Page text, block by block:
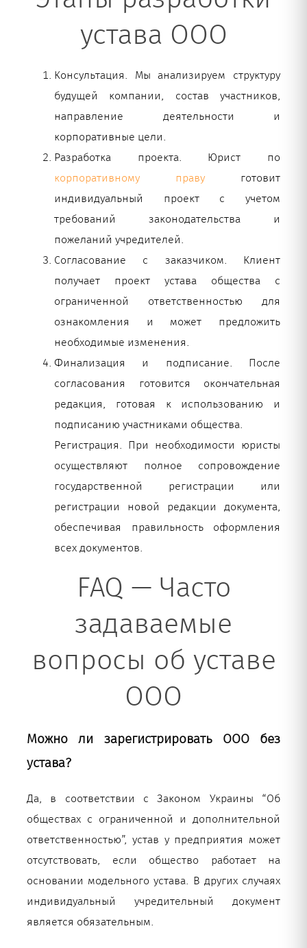
устава ООО
Консультация. Мы анализируем структуру
будущей компании, состав участников,
направление деятельности и
корпоративные цели.
Разработка проекта. Юрист по
корпоративному праву готовит
индивидуальный проект с учетом
требований законодательства и
пожеланий учредителей.
Согласование с заказчиком. Клиент
получает проект устава общества с
ограниченной ответственностью для
ознакомления и может предложить
необходимые изменения.
Финализация и подписание. После
согласования готовится окончательная
редакция, готовая к использованию и
подписанию участниками общества.
Регистрация. При необходимости юристы
осуществляют полное сопровождение
государственной регистрации или
регистрации новой редакции документа,
обеспечивая правильность оформления
всех документов.
FAQ — Часто
задаваемые
вопросы об уставе
ООО
Можно ли зарегистрировать ООО без
устава?
Да, в соответствии с Законом Украины “Об
обществах с ограниченной и дополнительной
ответственностью”, устав у предприятия может
отсутствовать, если общество работает на
основании модельного устава. В других случаях
индивидуальный учредительный документ
является обязательным.